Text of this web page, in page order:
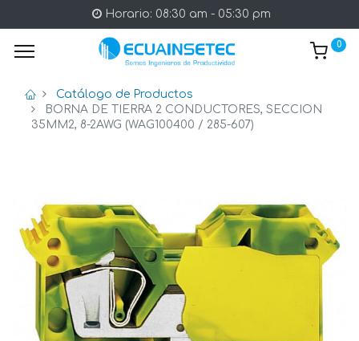
Horario: 08:30 am - 05:30 pm
0
Catálogo de Productos
BORNA DE TIERRA 2 CONDUCTORES, SECCION
35MM2, 8-2AWG (WAG100400 / 285-607)